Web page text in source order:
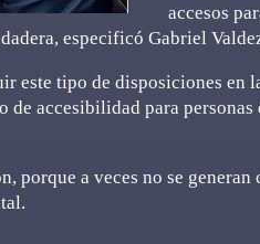
accesos
especificó Gabriel
este tipo de disposiciones en
accesibilidad para personas
porque a veces no se